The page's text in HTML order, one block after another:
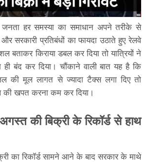
जनता हर समस्या का समाधान अपने तरीके से
सरकारी प्रतिबंधों का फायदा उठाते हुए रेलवे
बताकर किराया डबल कर दिया तो यात्रियों ने
बंद कर दिया। चौंकाने वाली बात यह है कि
की मूल लागत से ज्यादा टैक्स लगा दिए तो
खपत करना कम कर दिया।
की बिक्री के रिकॉर्ड से हाथ
का रिकॉर्ड सामने आने के बाद सरकार के माथे